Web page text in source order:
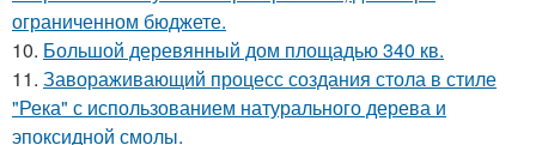
ограниченном бюджете.
10. Большой деревянный дом площадью 340 кв.
11. Завораживающий процесс создания стола в стиле
"Река" с использованием натурального дерева и
эпоксидной смолы.